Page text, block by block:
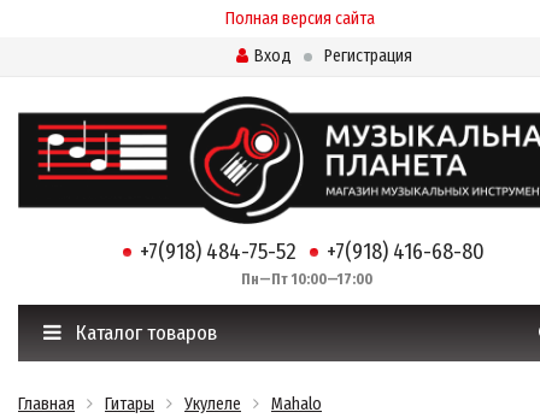
Полная версия сайта
Вход
Регистрация
+7(918) 484-75-52 +7(918) 416-68-80
Пн—Пт 10:00—17:00
Каталог товаров
Главная Гитары Укулеле
Mahalo